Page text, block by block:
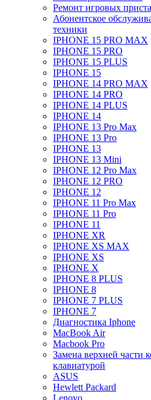
Ремонт игровых
Абонентское
техники
IPHONE 15 PRO MAX
IPHONE 15 PRO
IPHONE 15 PLUS
IPHONE 15
IPHONE 14 PRO MAX
IPHONE 14 PRO
IPHONE 14 PLUS
IPHONE 14
IPHONE 13 Pro Max
IPHONE 13 Pro
IPHONE 13
IPHONE 13 Mini
IPHONE 12 Pro Max
IPHONE 12 PRO
IPHONE 12
IPHONE 11 Pro Max
IPHONE 11 Pro
IPHONE 11
IPHONE XR
IPHONE XS MAX
IPHONE XS
IPHONE X
IPHONE 8 PLUS
IPHONE 8
IPHONE 7 PLUS
IPHONE 7
Диагностика Iphone
MacBook Air
Macbook Pro
Замена верхней части
клавиатурой
ASUS
Hewlett Packard
Lenovo